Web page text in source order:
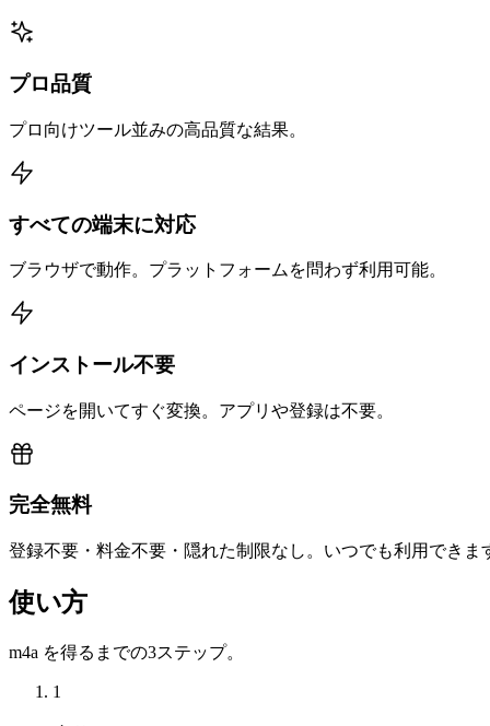
プロ品質
プロ向けツール並みの高品質な結果。
すべての端末に対応
ブラウザで動作。プラットフォームを問わず利用可能。
インストール不要
ページを開いてすぐ変換。アプリや登録は不要。
完全無料
登録不要・料金不要・隠れた制限なし。いつでも利用できま
使い方
m4a を得るまでの3ステップ。
1